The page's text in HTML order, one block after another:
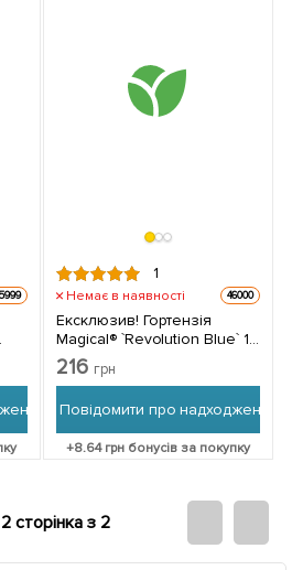
1
Немає в наявності 46000
Ексклюзив! Гортензія
Magical® `Revolution Blue` 1
саджанець в упаковці
216 грн
Повідомити про надходження
+8.64грн бонусів за покупку
2 сторінка з 2